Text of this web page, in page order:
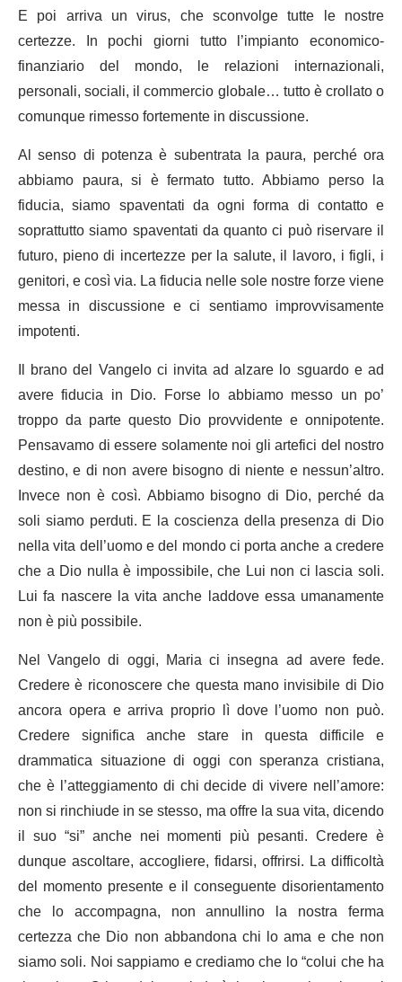
E poi arriva un virus, che sconvolge tutte le nostre
certezze. In pochi giorni tutto l’impianto economico-
finanziario del mondo, le relazioni internazionali,
personali, sociali, il commercio globale… tutto è crollato o
comunque rimesso fortemente in discussione.
Al senso di potenza è subentrata la paura, perché ora
abbiamo paura, si è fermato tutto. Abbiamo perso la
fiducia, siamo spaventati da ogni forma di contatto e
soprattutto siamo spaventati da quanto ci può riservare il
futuro, pieno di incertezze per la salute, il lavoro, i figli, i
genitori, e così via. La fiducia nelle sole nostre forze viene
messa in discussione e ci sentiamo improvvisamente
impotenti.
Il brano del Vangelo ci invita ad alzare lo sguardo e ad
avere fiducia in Dio. Forse lo abbiamo messo un po’
troppo da parte questo Dio provvidente e onnipotente.
Pensavamo di essere solamente noi gli artefici del nostro
destino, e di non avere bisogno di niente e nessun’altro.
Invece non è così. Abbiamo bisogno di Dio, perché da
soli siamo perduti. E la coscienza della presenza di Dio
nella vita dell’uomo e del mondo ci porta anche a credere
che a Dio nulla è impossibile, che Lui non ci lascia soli.
Lui fa nascere la vita anche laddove essa umanamente
non è più possibile.
Nel Vangelo di oggi, Maria ci insegna ad avere fede.
Credere è riconoscere che questa mano invisibile di Dio
ancora opera e arriva proprio lì dove l’uomo non può.
Credere significa anche stare in questa difficile e
drammatica situazione di oggi con speranza cristiana,
che è l’atteggiamento di chi decide di vivere nell’amore:
non si rinchiude in se stesso, ma offre la sua vita, dicendo
il suo “si” anche nei momenti più pesanti. Credere è
dunque ascoltare, accogliere, fidarsi, offrirsi. La difficoltà
del momento presente e il conseguente disorientamento
che lo accompagna, non annullino la nostra ferma
certezza che Dio non abbandona chi lo ama e che non
siamo soli. Noi sappiamo e crediamo che lo “colui che ha